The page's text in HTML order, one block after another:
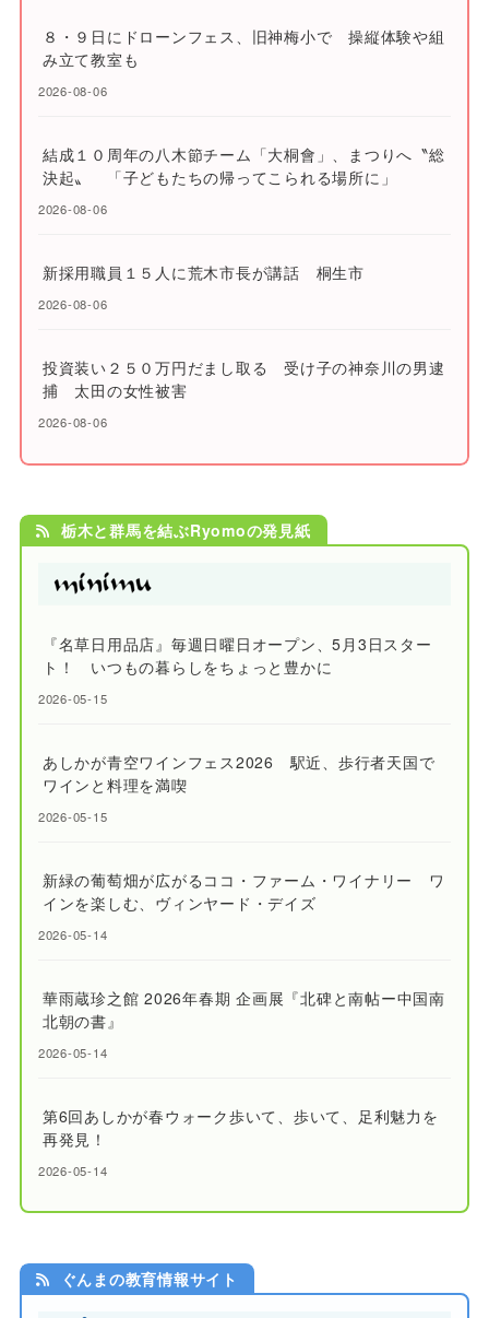
８・９日にドローンフェス、旧神梅小で 操縦体験や組
み立て教室も
2026-08-06
結成１０周年の八木節チーム「大桐會」、まつりへ〝総
決起〟 「子どもたちの帰ってこられる場所に」
2026-08-06
新採用職員１５人に荒木市長が講話 桐生市
2026-08-06
投資装い２５０万円だまし取る 受け子の神奈川の男逮
捕 太田の女性被害
2026-08-06
栃木と群馬を結ぶRyomoの発見紙
『名草日用品店』毎週日曜日オープン、5月3日スター
ト！ いつもの暮らしをちょっと豊かに
2026-05-15
あしかが青空ワインフェス2026 駅近、歩行者天国で
ワインと料理を満喫
2026-05-15
新緑の葡萄畑が広がるココ・ファーム・ワイナリー ワ
インを楽しむ、ヴィンヤード・デイズ
2026-05-14
華雨蔵珍之館 2026年春期 企画展『北碑と南帖ー中国南
北朝の書』
2026-05-14
第6回あしかが春ウォーク歩いて、歩いて、足利魅力を
再発見！
2026-05-14
ぐんまの教育情報サイト